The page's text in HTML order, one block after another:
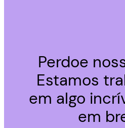
Perdoe
Estamos
em algo
em